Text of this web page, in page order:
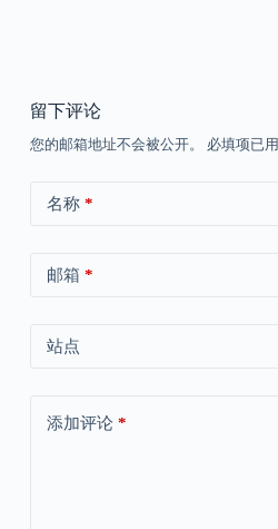
留下评论
您的邮箱地址不会被公开。 必填项已用
名称*
邮箱 *
站点
添加评论*